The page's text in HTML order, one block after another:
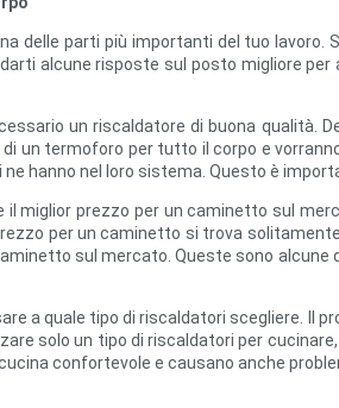
delle parti più importanti del tuo
alcune risposte sul posto migliore
un riscaldatore di buona
un termoforo per tutto il corpo e
hanno nel loro sistema. Questo è
miglior prezzo per un caminetto sul
per un caminetto si trova
sul mercato. Queste sono
a quale tipo di riscaldatori scegliere. Il
solo un tipo di riscaldatori per
confortevole e causano anche